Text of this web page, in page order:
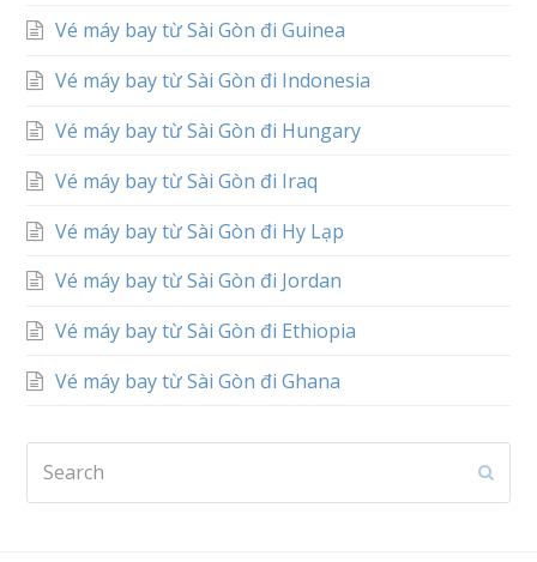
Vé máy bay từ Sài Gòn đi Guinea
Vé máy bay từ Sài Gòn đi Indonesia
Vé máy bay từ Sài Gòn đi Hungary
Vé máy bay từ Sài Gòn đi Iraq
Vé máy bay từ Sài Gòn đi Hy Lạp
Vé máy bay từ Sài Gòn đi Jordan
Vé máy bay từ Sài Gòn đi Ethiopia
Vé máy bay từ Sài Gòn đi Ghana